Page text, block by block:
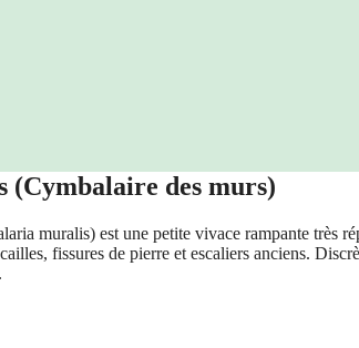
des murs)
muralis) est une petite vivace rampante très
fissures de pierre et escaliers anciens.